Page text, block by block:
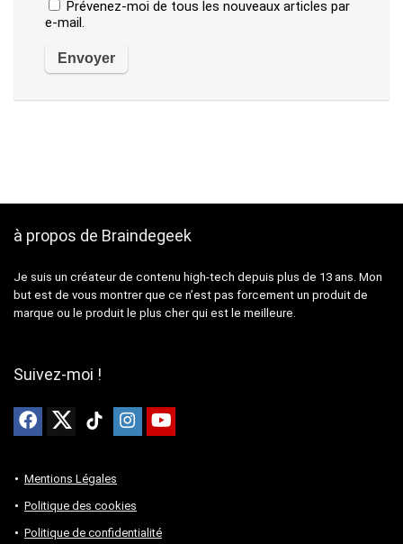
Prévenez-moi de tous les nouveaux articles par
e-mail.
à propos de Braindegeek
Je suis un créateur de contenu high-tech depuis plus de 13 ans. Mon
but est de vous montrer que ce n’est pas forcement un produit de
marque ou le produit le plus cher qui est le meilleure.
Suivez-moi !
Mentions Légales
Politique des cookies
Politique de confidentialité